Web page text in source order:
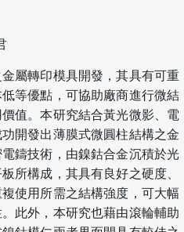
屬轉印模具開發，其具有可重
等優點，可協助廠商進行微結
值。本研究結合黃光微影、電
開發出薄膜式微圓柱結構之金
鑄技術，由鎳鈷合金沉積於光
所構成，其具有良好之硬度、
使用所需之結構強度，可大幅
此外，本研究也藉由滾輪輔助